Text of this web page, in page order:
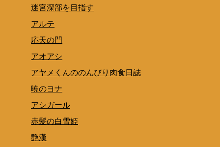
迷宮深部を目指す
アルテ
応天の門
アオアシ
アヤメくんののんびり肉食日誌
暁のヨナ
アシガール
赤髪の白雪姫
艶漢